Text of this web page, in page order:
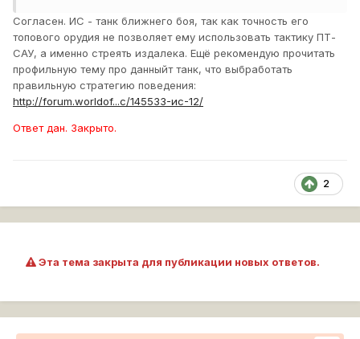
Согласен. ИС - танк ближнего боя, так как точность его
топового орудия не позволяет ему использовать тактику ПТ-
САУ, а именно стреять издалека. Ещё рекомендую прочитать
профильную тему про данныйт танк, что выбработать
правильную стратегию поведения:
http://forum.worldof...c/145533-ис-12/
Ответ дан. Закрыто.
2
Эта тема закрыта для публикации новых ответов.